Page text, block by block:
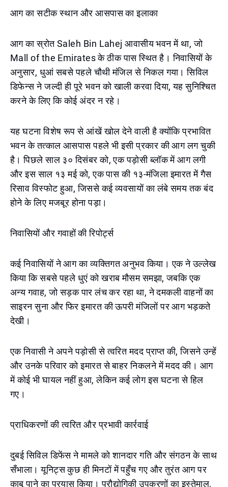
आग का सटीक स्थान और आसपास का इलाका
आग का स्रोत Saleh Bin Lahej आवासीय भवन में था, जो
Mall of the Emirates के ठीक पास स्थित है। निवासियों के
अनुसार, धुआं सबसे पहले चौथी मंजिल से निकल गया। सिविल
डिफेन्स ने जल्दी ही पूरे भवन को खाली करवा दिया, यह सुनिश्चित
करने के लिए कि कोई अंदर न रहे।
यह घटना विशेष रूप से आंखें खोल देने वाली है क्योंकि प्रभावित
भवन के तत्काल आसपास पहले भी इसी प्रकार की आग लग चुकी
है। पिछले साल ३० दिसंबर को, एक पड़ोसी ब्लॉक में आग लगी
और इस साल १३ मई को, एक पास की १३-मंजिला इमारत में गैस
रिसाव विस्फोट हुआ, जिससे कई व्यवसायों का लंबे समय तक बंद
होने के लिए मजबूर होना पड़ा।
निवासियों और गवाहों की रिपोर्ट्स
कई निवासियों ने आग का व्यक्तिगत अनुभव किया। एक ने उल्लेख
किया कि सबसे पहले धुएं को खराब मौसम समझा, जबकि एक
अन्य गवाह, जो सड़क पार लंच कर रहा था, ने दमकली वाहनों का
साइरन सुना और फिर इमारत की ऊपरी मंजिलों पर आग भड़कते
देखी।
एक निवासी ने अपने पड़ोसी से त्वरित मदद प्राप्त की, जिसने उन्हें
और उनके परिवार को इमारत से बाहर निकलने में मदद की। आग
में कोई भी घायल नहीं हुआ, लेकिन कई लोग इस घटना से हिल
गए।
प्राधिकरणों की त्वरित और प्रभावी कार्रवाई
दुबई सिविल डिफेंस ने मामले को शानदार गति और संगठन के साथ
सँभाला। यूनिट्स कुछ ही मिनटों में पहुँच गए और तुरंत आग पर
काबू पाने का प्रयास किया। प्रौद्योगिकी उपकरणों का इस्तेमाल,